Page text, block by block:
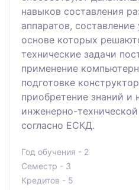
навыков составления
аппаратов,
основе которых
технические задачи
применение
подготовке
приобретение знаний и
инженерно-
согласно ЕСКД.
Год обучения - 2
Семестр - 3
Кредитов - 5